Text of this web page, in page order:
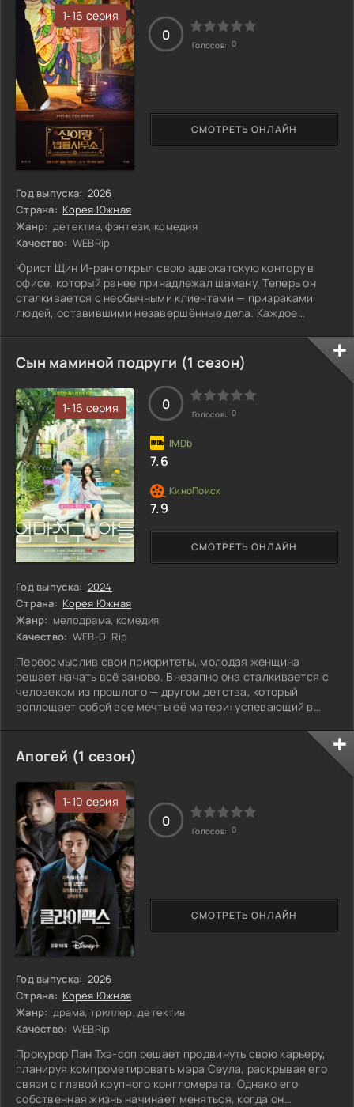
в заведении, которое принадлежит тем, кто
1-16 серия
Год выпуска: 2026
Страна: Корея Южная
Жанр: детектив, фэнтези, комедия
Качество: WEBRip
Юрист Щин И-ран открыл свою адвокатскую контору в
офисе, который ранее принадлежал шаману. Теперь он
сталкивается с необычными клиентами — призраками
людей, оставившими незавершённые дела. Каждое
вызовы: от запутанных наследственных споров до
неразрешённых конфликтов. И-ран, хоть и привык к
обычным юридическим тонкостям, оказывается в мире,
где законы и реальность становятся зыбкими. Его новая
работа требует не только юридического мастерства, но и
СМОТРЕТЬ ОНЛАЙН
0
Голосов: 0
Сын маминой подруги (1 сезон)
1-16 серия
Год выпуска: 2024
Страна: Корея Южная
Жанр: мелодрама, комедия
Качество: WEB-DLRip
Переосмыслив свои приоритеты, молодая женщина
решает начать всё заново. Внезапно она сталкивается с
человеком из прошлого — другом детства, который
воплощает собой все мечты её матери: успевающий в
переворачивает её мир, заставляя пересмотреть взгляды
и поставить под сомнение собственные цели. Но почему
на самом деле он вернулся в её жизнь?
СМОТРЕТЬ ОНЛАЙН
0
Голосов: 0
7.6
7.9
Апогей (1 сезон)
1-10 серия
Год выпуска: 2026
Страна: Корея Южная
Жанр: драма, триллер, детектив
Качество: WEBRip
Прокурор Пан Тхэ-соп решает продвинуть свою карьеру,
планируя компрометировать мэра Сеула, раскрывая его
связи с главой крупного конгломерата. Однако его
собственная жизнь начинает меняться, когда он
СМОТРЕТЬ ОНЛАЙН
0
Голосов: 0